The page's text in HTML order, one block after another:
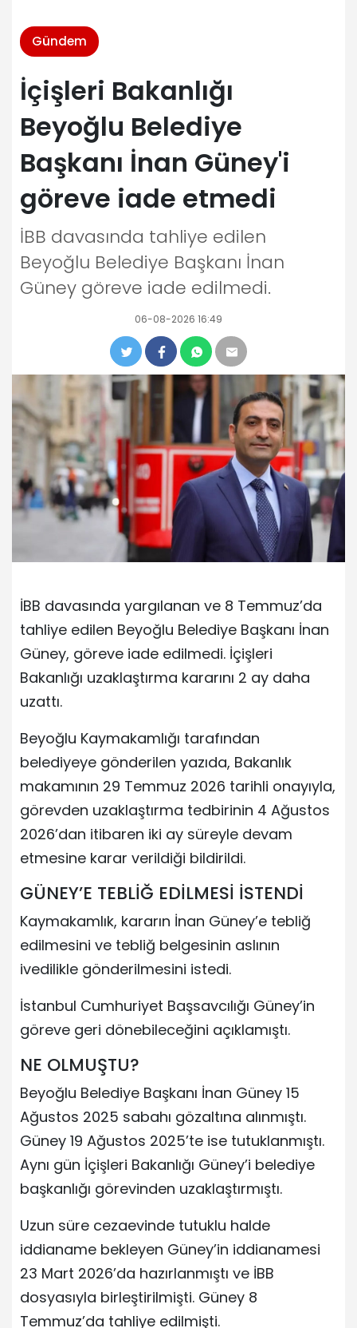
Gündem
İçişleri Bakanlığı
Beyoğlu Belediye
Başkanı İnan Güney'i
göreve iade etmedi
İBB davasında tahliye edilen
Beyoğlu Belediye Başkanı İnan
Güney göreve iade edilmedi.
06-08-2026 16:49
İBB davasında yargılanan ve 8 Temmuz’da
tahliye edilen Beyoğlu Belediye Başkanı İnan
Güney, göreve iade edilmedi. İçişleri
Bakanlığı uzaklaştırma kararını 2 ay daha
uzattı.
Beyoğlu Kaymakamlığı tarafından
belediyeye gönderilen yazıda, Bakanlık
makamının 29 Temmuz 2026 tarihli onayıyla,
görevden uzaklaştırma tedbirinin 4 Ağustos
2026’dan itibaren iki ay süreyle devam
etmesine karar verildiği bildirildi.
GÜNEY’E TEBLİĞ EDİLMESİ İSTENDİ
Kaymakamlık, kararın İnan Güney’e tebliğ
edilmesini ve tebliğ belgesinin aslının
ivedilikle gönderilmesini istedi.
İstanbul Cumhuriyet Başsavcılığı Güney’in
göreve geri dönebileceğini açıklamıştı.
NE OLMUŞTU?
Beyoğlu Belediye Başkanı İnan Güney 15
Ağustos 2025 sabahı gözaltına alınmıştı.
Güney 19 Ağustos 2025’te ise tutuklanmıştı.
Aynı gün İçişleri Bakanlığı Güney’i belediye
başkanlığı görevinden uzaklaştırmıştı.
Uzun süre cezaevinde tutuklu halde
iddianame bekleyen Güney’in iddianamesi
23 Mart 2026’da hazırlanmıştı ve İBB
dosyasıyla birleştirilmişti. Güney 8
Temmuz’da tahliye edilmişti.